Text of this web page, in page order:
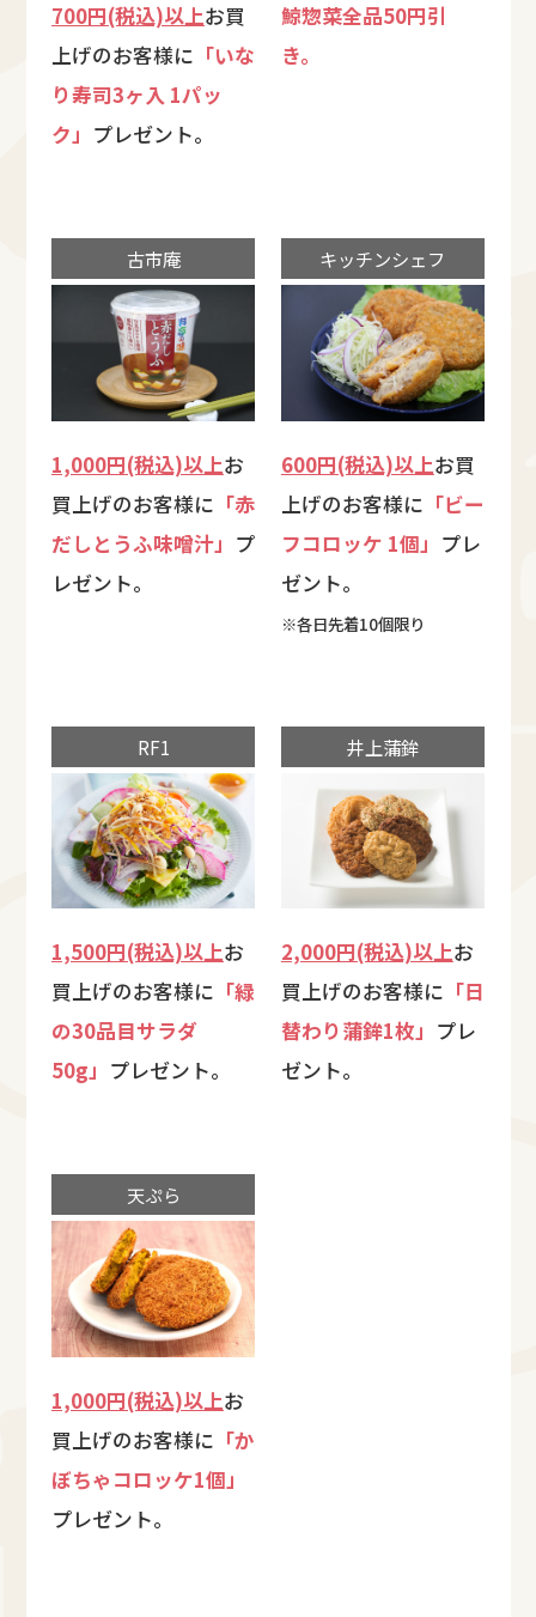
700円(税込)以上お買
上げのお客様に 「いな
り寿司3ヶ入 1パッ
ク」 プレゼント。
鯨惣菜全品50円引
き。
古市庵
1,000円(税込)以上お
買上げのお客様に 「赤
だしとうふ味噌汁」 プ
レゼント。
キッチンシェフ
600円(税込)以上お買
上げのお客様に 「ビー
フコロッケ 1個」 プレ
ゼント。
※各日先着10個限り
RF1
1,500円(税込)以上お
買上げのお客様に 「緑
の30品目サラダ
50g」 プレゼント。
井上蒲鉾
2,000円(税込)以上お
買上げのお客様に 「日
替わり蒲鉾1枚」 プレ
ゼント。
天ぷら
1,000円(税込)以上お
買上げのお客様に 「か
ぼちゃコロッケ1個」
プレゼント。